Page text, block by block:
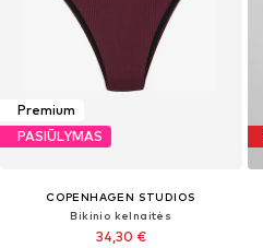
Premium
PASIŪLYMAS
COPENHAGEN STUDIOS
Bikinio kelnaitės
34,30 €